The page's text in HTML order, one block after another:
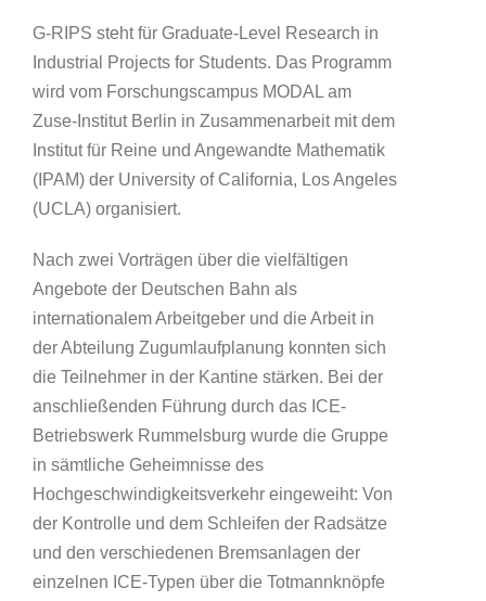
G-RIPS steht für Graduate-Level Research in
Industrial Projects for Students. Das Programm
wird vom Forschungscampus MODAL am
Zuse-Institut Berlin in Zusammenarbeit mit dem
Institut für Reine und Angewandte Mathematik
(IPAM) der University of California, Los Angeles
(UCLA) organisiert.
Nach zwei Vorträgen über die vielfältigen
Angebote der Deutschen Bahn als
internationalem Arbeitgeber und die Arbeit in
der Abteilung Zugumlaufplanung konnten sich
die Teilnehmer in der Kantine stärken. Bei der
anschließenden Führung durch das ICE-
Betriebswerk Rummelsburg wurde die Gruppe
in sämtliche Geheimnisse des
Hochgeschwindigkeitsverkehr eingeweiht: Von
der Kontrolle und dem Schleifen der Radsätze
und den verschiedenen Bremsanlagen der
einzelnen ICE-Typen über die Totmannknöpfe